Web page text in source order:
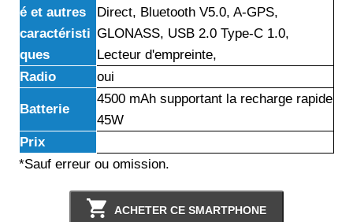
é et autres
caractéristi
ques
Direct, Bluetooth V5.0, A-GPS,
GLONASS, USB 2.0 Type-C 1.0,
Lecteur d'empreinte,
Radio
oui
Batterie
4500 mAh supportant la recharge rapide
45W
Prix
*Sauf erreur ou omission.
ACHETER CE SMARTPHONE